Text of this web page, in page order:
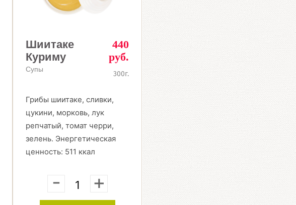
Шиитаке
Куриму
Супы
440
руб.
300г.
Грибы шиитаке, сливки,
цукини, морковь, лук
репчатый, томат черри,
зелень. Энергетическая
ценность: 511 ккал
- +